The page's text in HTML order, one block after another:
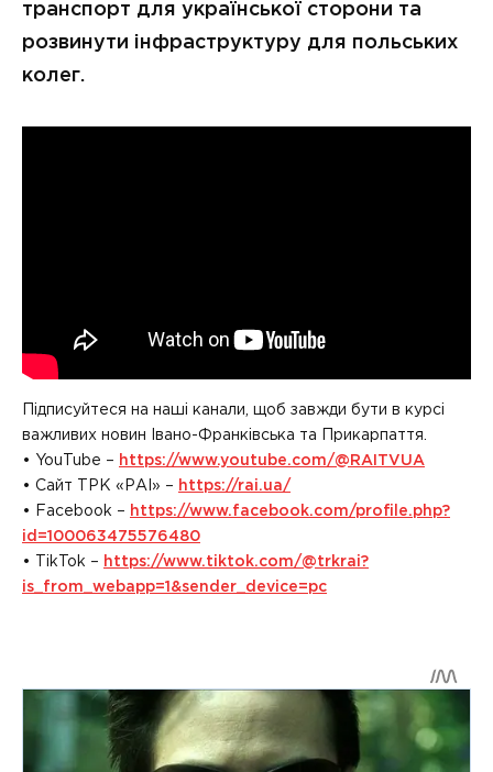
транспорт для української сторони та
розвинути інфраструктуру для польських
колег.
Підписуйтеся на наші канали, щоб завжди бути в курсі
важливих новин Івано-Франківська та Прикарпаття.
• YouTube – https://www.youtube.com/@RAITVUA
• Сайт ТРК «РАІ» – https://rai.ua/
• Facebook – https://www.facebook.com/profile.php?
id=100063475576480
• TikTok – https://www.tiktok.com/@trkrai?
is_from_webapp=1&sender_device=pc